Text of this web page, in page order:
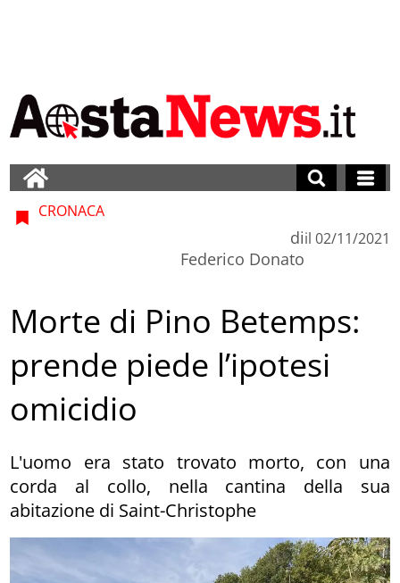
CRONACA
di
Federico Donato
il 02/11/2021
Morte di Pino Betemps:
prende piede l’ipotesi
omicidio
L'uomo era stato trovato morto, con una
corda al collo, nella cantina della sua
abitazione di Saint-Christophe